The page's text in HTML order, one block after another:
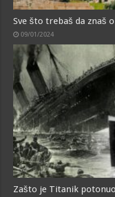
Sve što trebaš da znaš
09/01/2024
Zašto je Titanik